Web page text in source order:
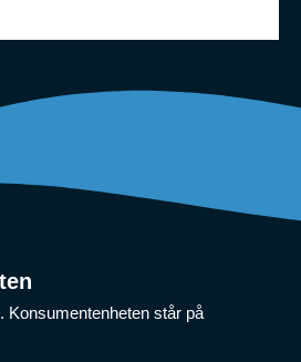
Konsumentenheten står på